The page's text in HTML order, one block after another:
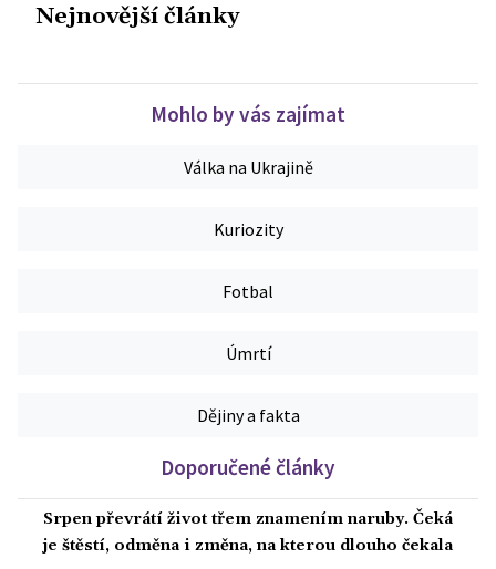
Nejnovější články
Mohlo by vás zajímat
Válka na Ukrajině
Kuriozity
Fotbal
Úmrtí
Dějiny a fakta
Doporučené články
Srpen převrátí život třem znamením naruby. Čeká
je štěstí, odměna i změna, na kterou dlouho čekala